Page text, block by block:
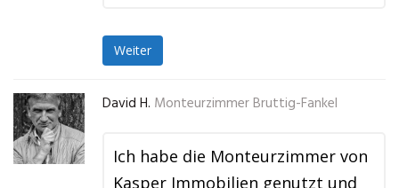
Weiter
David H. Monteurzimmer Bruttig-Fankel
Ich habe die Monteurzimmer von
Kasper Immobilien genutzt und